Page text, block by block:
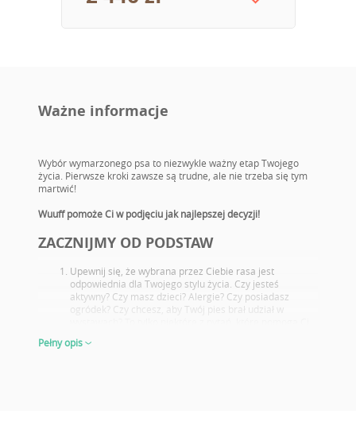
Ważne informacje
Wybór wymarzonego psa to niezwykle ważny etap Twojego
życia. Pierwsze kroki zawsze są trudne, ale nie trzeba się tym
martwić!
Wuuff pomoże Ci w podjęciu jak najlepszej decyzji!
ZACZNIJMY OD PODSTAW
Upewnij się, że wybrana przez Ciebie rasa jest
odpowiednia dla Twojego stylu życia. Czy jesteś
aktywny? Czy masz dzieci? Alergie? Czy posiadasz
ogródek? Czy chcesz, aby Twój pies brał udział w
Zapoznaj się z potencjalnymi problemami zdrowotnymi
Pełny opis